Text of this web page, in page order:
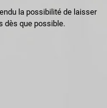
la possibilité de laisser
dès que possible.